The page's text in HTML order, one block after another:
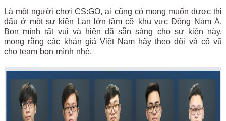
Là một người chơi CS:GO, ai cũng có mong muốn được thi
đấu ở một sự kiện Lan lớn tầm cỡ khu vực Đông Nam Á.
Bọn mình rất vui và hiện đã sẵn sàng cho sự kiện này,
mong rằng các khán giả Việt Nam hãy theo dõi và cổ vũ
cho team bọn mình nhé.